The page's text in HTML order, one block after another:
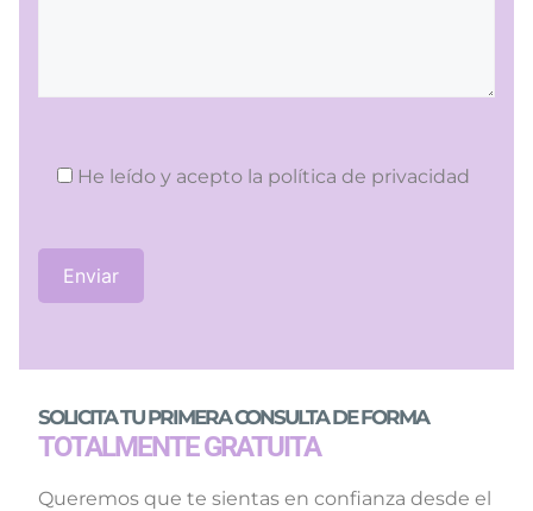
He leído y acepto la política de privacidad
Por favor, deja este campo vacío.
SOLICITA TU PRIMERA CONSULTA DE FORMA
TOTALMENTE GRATUITA
Queremos que te sientas en confianza desde el